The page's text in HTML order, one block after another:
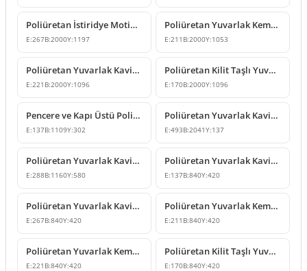
Poliüretan İstiridye Motifli Yuvarlak Kemer Modeli
E:267B:2000Y:1197
Poliüretan Yuvarlak Kemer ve Dekoratif Kilit Taşı Modeli
E:211 B:2000Y:1053
Poliüretan Yuvarlak Kavis Kemer Tasarımı
E:221 B:2000Y:1096
Poliüretan Kilit Taşlı Yuvarlak Kavis Kemer Tasarımı
E:170B:2000Y:1096
Pencere ve Kapı Üstü Poliüretan Yuvarlak Kavis Kemer
E:137B:1109Y:302
Poliüretan Yuvarlak Kavis Kemer ve Geçiş Dekoru Modeli
E:493B:2041Y:137
Poliüretan Yuvarlak Kavis Kemer Modeli
E:288B:1160Y:580
Poliüretan Yuvarlak Kavis Kemer ve Geçiş Dekoru
E:137B:840Y:420
Poliüretan Yuvarlak Kavis Kemer ve Kapı Üstü Süsleme Modeli
E:267B:840Y:420
Poliüretan Yuvarlak Kemer ve Kilit Taşı Modeli
E:211 B:840Y:420
Poliüretan Yuvarlak Kemer ve Kilit Taşı Modeli
E:221 B:840Y:420
Poliüretan Kilit Taşlı Yuvarlak Kemer Modeli
E:170B:840Y:420